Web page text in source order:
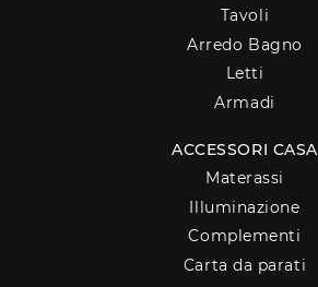
Tavoli
Arredo Bagno
Letti
Armadi
ACCESSORI CASA
Materassi
Illuminazione
Complementi
Carta da parati